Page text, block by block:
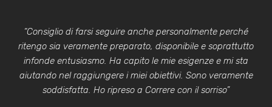
“Consiglio di farsi seguire anche personalmente perché
ritengo sia veramente preparato, disponibile e soprattutto
infonde entusiasmo. Ha capito le mie esigenze e mi sta
aiutando nel raggiungere i miei obiettivi. Sono veramente
soddisfatta. Ho ripreso a Correre con il sorriso”